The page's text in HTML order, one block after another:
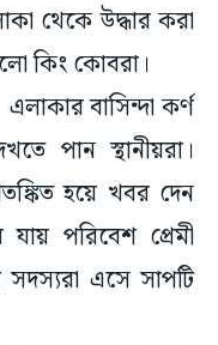
থেকে উদ্ধার করা
কিং কোবরা।
বাসিন্দা কর্ণ
পান স্থানীয়রা।
হয়ে খবর দেন
পরিবেশ প্রেমী
এসে সাপটি